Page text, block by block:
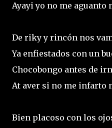
Ayayi yo no me aguanto
De riky y rincón nos
Ya enfiestados con un
Chocobongo antes de
At aver si no me infarto
Bien placoso con los